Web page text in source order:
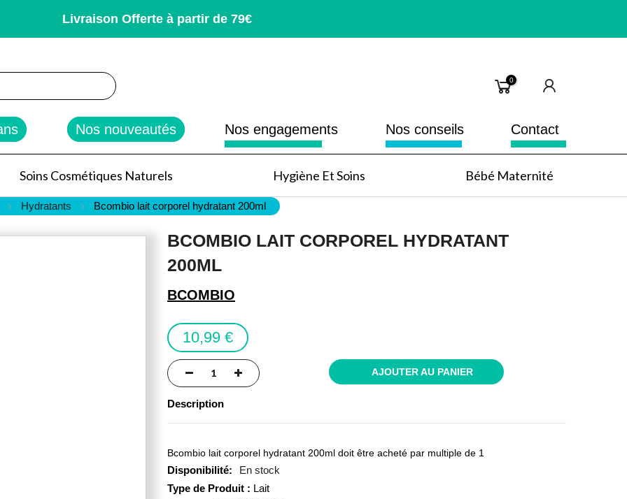
Livraison Offerte à partir de 79€
0
Nos nouveautés Nos engagements Nos conseils Contact
Soins Cosmétiques Naturels Hygiène Et Soins Bébé Maternité
Hydratants Bcombio lait corporel hydratant 200ml
BCOMBIO LAIT CORPOREL HYDRATANT
200ML
BCOMBIO
10,99 €
AJOUTER AU PANIER
Description
Bcombio lait corporel hydratant 200ml doit être acheté par multiple de 1
En stock
Type de Produit : Lait